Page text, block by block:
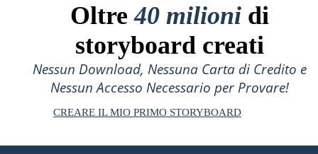
Oltre40 milioni di
storyboard creati
Nessun Download, Nessuna Carta di Credito e
Nessun Accesso Necessario per Provare!
CREARE IL MIO PRIMO STORYBOARD